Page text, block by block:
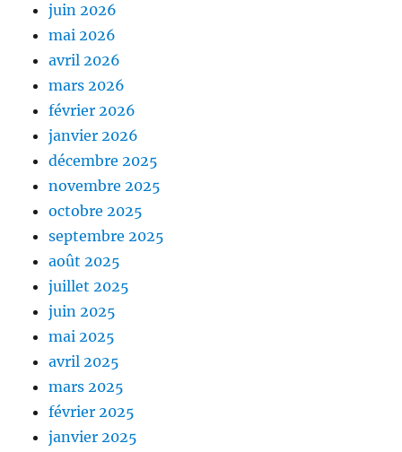
juin 2026
mai 2026
avril 2026
mars 2026
février 2026
janvier 2026
décembre 2025
novembre 2025
octobre 2025
septembre 2025
août 2025
juillet 2025
juin 2025
mai 2025
avril 2025
mars 2025
février 2025
janvier 2025